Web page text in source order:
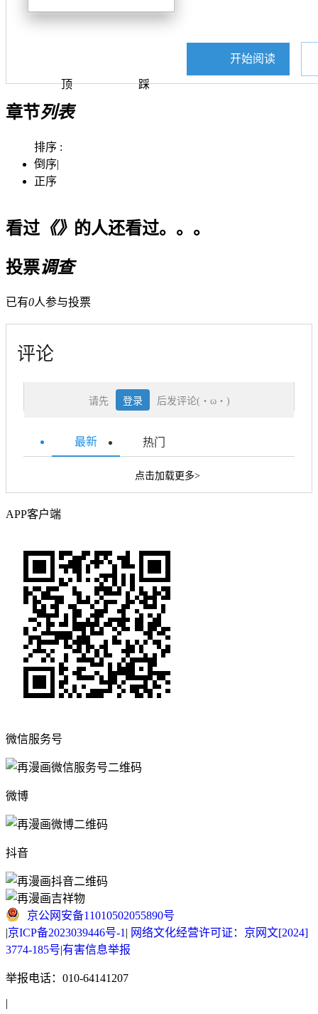
顶 踩
开始阅读
章节列表
排序 :
倒序|
正序
看过《》 的人还看过。。。
投票调查
已有0人参与投票
评论
请先 登录 后发评论(・ω・)
最新 热门
点击加载更多>
APP客户端
微信服务号
微博
抖音
京公网安备11010502055890号
|京ICP备2023039446号-1 | 网络文化经营许可证：京网文[2024]
3774-185号|有害信息举报
举报电话：010-64141207
|